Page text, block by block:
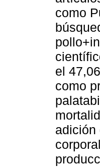
como
el
como
adición